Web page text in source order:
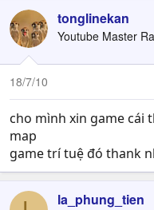
tonglinekan
Youtube Master
18/7/10
cho mình xin game cái
map
game trí tuệ đó thank
la_phung_tien